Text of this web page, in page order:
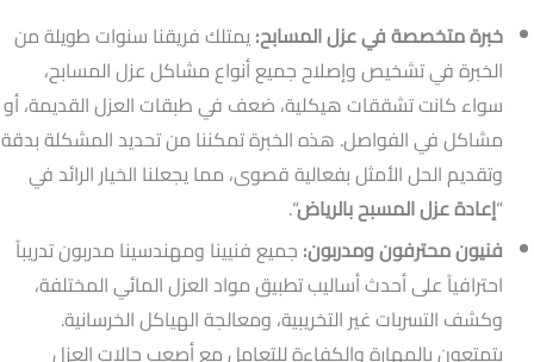
خبرة متخصصة في عزل المسابح:يمتلك فريقنا سنوات طويلة من
الخبرة في تشخيص وإصلاح جميع أنواع مشاكل عزل المسابح،
سواء كانت تشققات هيكلية، ضعف في طبقات العزل القديمة، أو
مشاكل في الفواصل. هذه الخبرة تمكننا من تحديد المشكلة بدقة
وتقديم الحل الأمثل بفعالية قصوى، مما يجعلنا الخيار الرائد في
“إعادة عزل المسبح بالرياض“.
فنيون محترفون ومدربون: جميع فنيينا ومهندسينا مدربون تدريباً
احترافياً على أحدث أساليب تطبيق مواد العزل المائي المختلفة،
وكشف التسربات غير التخريبية، ومعالجة الهياكل الخرسانية.
يتمتعون بالمهارة والكفاءة للتعامل مع أصعب حالات العزل